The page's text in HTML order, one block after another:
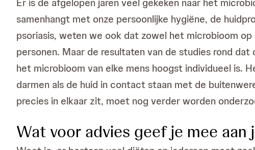
samenhangt met onze persoonlijke hygiëne, de
psoriasis, weten we ook dat zowel het microbioom
personen. Maar de resultaten van de studies rond
het microbioom van elke mens hoogst individueel is.
darmen als de huid in contact staan met de
precies in elkaar zit, moet nog verder worden
Wat voor advies geef je mee aan